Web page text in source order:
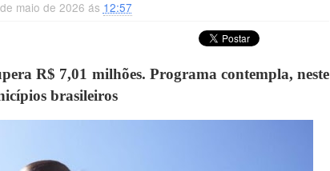
maio de 2026 ás 12:57
R$ 7,01 milhões. Programa contempla, neste
brasileiros